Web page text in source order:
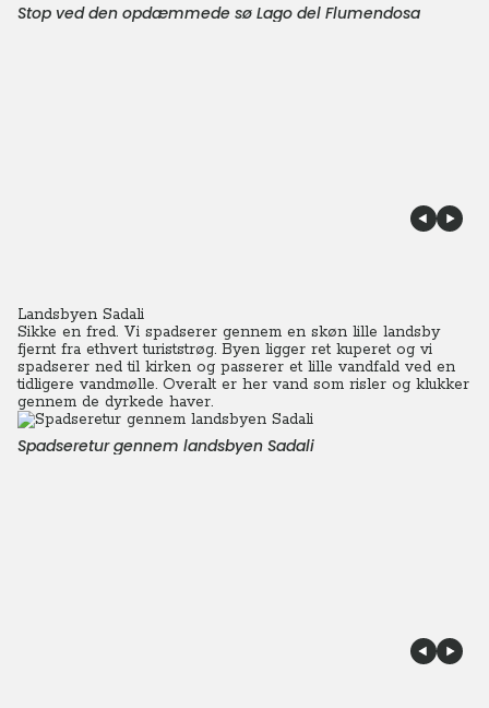
Stop ved den opdæmmede sø Lago del Flumendosa
Landsbyen Sadali
Sikke en fred. Vi spadserer gennem en skøn lille landsby
fjernt fra ethvert turiststrøg. Byen ligger ret kuperet og vi
spadserer ned til kirken og passerer et lille vandfald ved en
tidligere vandmølle. Overalt er her vand som risler og klukker
gennem de dyrkede haver.
Spadseretur gennem landsbyen Sadali